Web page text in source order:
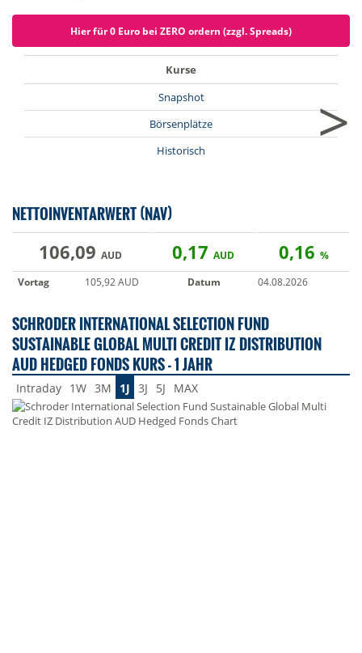
Hier für 0 Euro bei ZERO ordern (zzgl. Spreads)
Kurse
Snapshot
Börsenplätze
Historisch
>
NETTOINVENTARWERT (NAV)
106,09 AUD 0,17 AUD 0,16 %
Vortag
105,92 AUD Datum 04.08.2026
SCHRODER INTERNATIONAL SELECTION FUND
SUSTAINABLE GLOBAL MULTI CREDIT IZ DISTRIBUTION
AUD HEDGED FONDS KURS - 1 JAHR
Intraday 1W 3M 1J 3J 5J MAX